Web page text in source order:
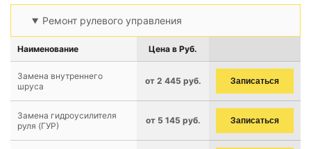
Ремонт рулевого управления
Наименование Цена в Руб.
Замена внутреннего
шруса
от 2 445 руб. Записаться
Замена гидроусилителя
руля (ГУР)
от 5 145 руб. Записаться